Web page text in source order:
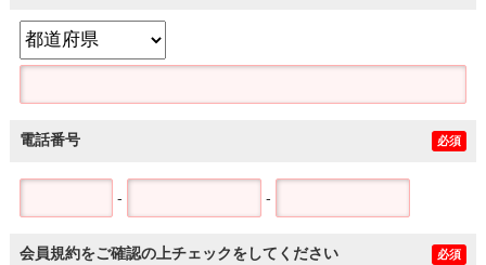
電話番号 必須
- -
会員規約をご確認の上チェックをしてください 必須